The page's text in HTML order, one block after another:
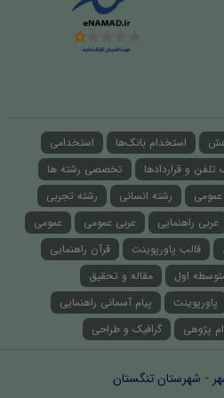
استخدام بانک‌ها
استخدامی
تلفن و قراردادها
تخصصی رشته ها
رشته انسانی
رشته تجربی
عربی راهنمایی عربی عمومی
عمومی
قالب پاورپوینت
قرآن راهنمایی
اول
مقاله و تحقیق
پاورپوینت
پیام آسمانی راهنمایی
پژوهی گرافیک و طراحی
- شهرستان تنگستان